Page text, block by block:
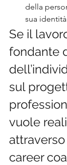
della
sua identità
Se il
fondante
sul
vuole
attraverso
career